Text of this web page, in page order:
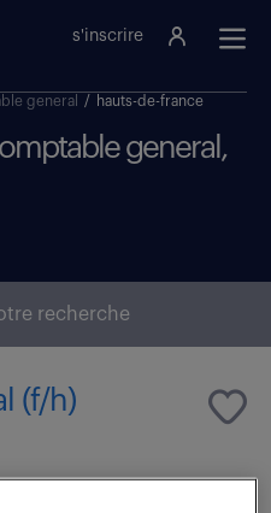
s'inscrire
general / hauts-de-france
general,
recherche
(f/h)